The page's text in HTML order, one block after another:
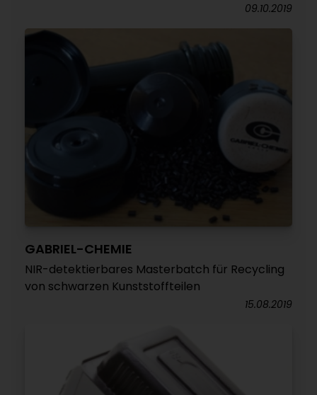
09.10.2019
GABRIEL-CHEMIE
NIR-detektierbares Masterbatch für Recycling
von schwarzen Kunststoffteilen
15.08.2019